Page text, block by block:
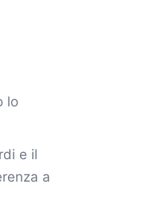
lo
e il
a